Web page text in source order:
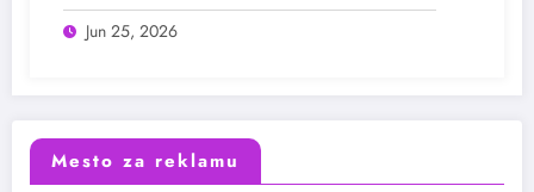
Jun 25, 2026
Mesto za reklamu